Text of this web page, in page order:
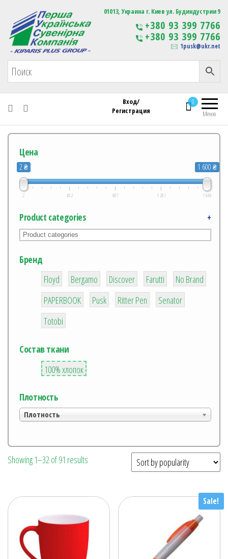
Первая Украинская Сувенирная Компания Изготовление
сувенирной продукции
с логотипом
01013, Украина г. Киев ул. Будиндустрии 9
+380 93 399 7766
+380 93 399 7766
1pusk@ukr.net
Меню
0
Вход/
Регистрация
Цена
2 ₴ 1 600 ₴
2 402 801 1 201 1 600
Product categories +
Бренд
1
Floyd
1
Bergamo
11
Discover
14
Farutti
11
No Brand
1
PAPERBOOK
1
Pusk
2
Ritter Pen
2
Senator
4
Totobi
Состав ткани
1
100% хлопок
Плотность
Плотность
Showing 1–32 of 91 results
Sale!